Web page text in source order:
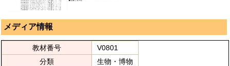
メディア情報
教材番号
V0801
分類
生物・博物